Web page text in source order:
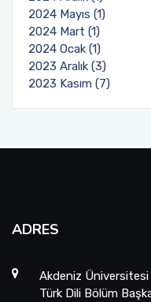
2024 Mayıs (1)
2024 Mart (1)
2024 Ocak (1)
2023 Aralık (3)
2023 Kasım (7)
ADRES
Akdeniz
Türk Dili Bölüm